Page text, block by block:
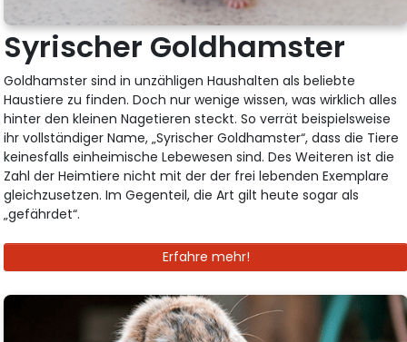
Syrischer Goldhamster
Goldhamster sind in unzähligen Haushalten als beliebte
Haustiere zu finden. Doch nur wenige wissen, was wirklich alles
hinter den kleinen Nagetieren steckt. So verrät beispielsweise
ihr vollständiger Name, „Syrischer Goldhamster“, dass die Tiere
keinesfalls einheimische Lebewesen sind. Des Weiteren ist die
Zahl der Heimtiere nicht mit der der frei lebenden Exemplare
gleichzusetzen. Im Gegenteil, die Art gilt heute sogar als
„gefährdet“.
Erfahre mehr!